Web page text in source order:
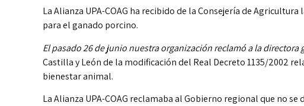
La Alianza UPA-COAG ha recibido de la Consejería de
para el ganado porcino.
El pasado 26 de junio nuestra organización reclamó a la
Castilla y León de la modificación del Real Decreto 1135/2002
bienestar animal.
La Alianza UPA-COAG reclamaba al Gobierno regional que no